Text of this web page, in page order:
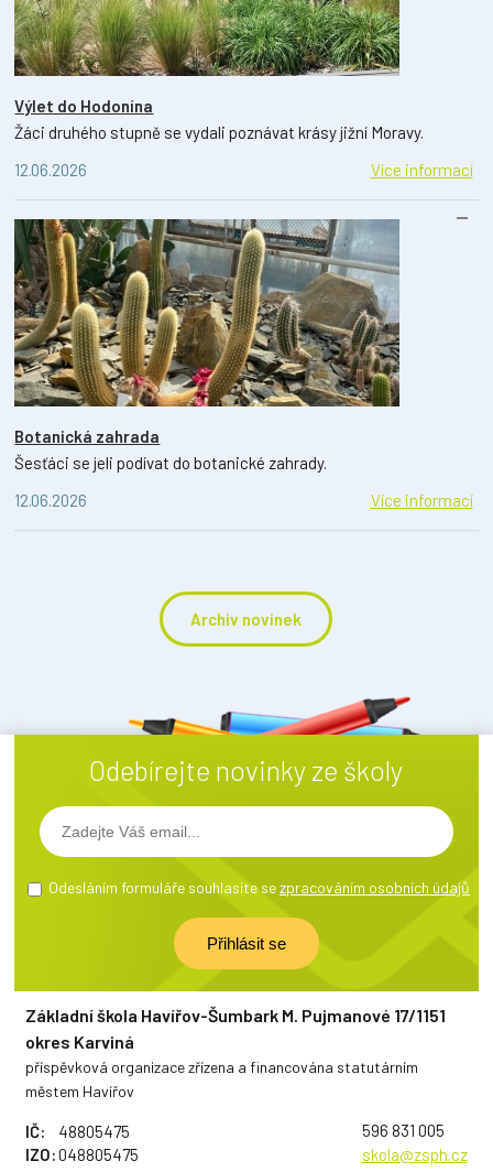
Výlet do Hodonína
Žáci druhého stupně se vydali poznávat krásy jižní Moravy.
12.06.2026
Více informací
Botanická zahrada
Šesťáci se jeli podívat do botanické zahrady.
12.06.2026
Více informací
Archiv novinek
Odebírejte novinky ze školy
Odesláním formuláře souhlasíte sezpracováním osobních údajů
Základní škola Havířov-Šumbark M. Pujmanové 17/1151
okres Karviná
příspěvková organizace zřízena a financována statutárním
městem Havířov
IČ:
48805475
IZO:048805475
596 831 005
skola@zsph.cz